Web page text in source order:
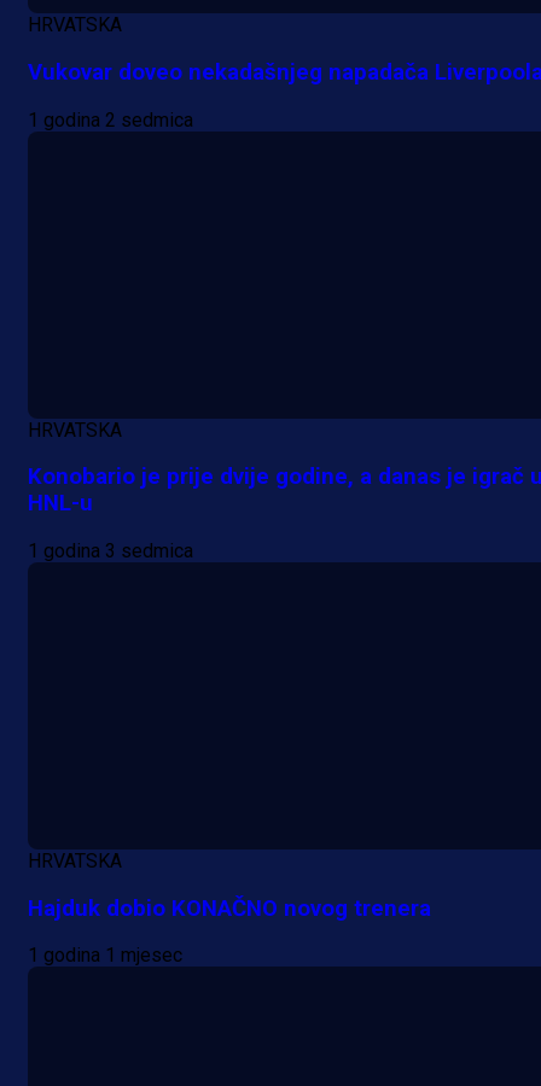
14 h 13 min
A Selekcija
Pogledajte gol: Tabaković zabio
Promo vijesti
Počinje Premijer liga BiH: Pronađi
specijale i iskoristi jedinstvenu
ponudu
HRVATSKA
Vukovar doveo nekadašnjeg napadača
1 godina 2 sedmica
HRVATSKA
Konobario je prije dvije godine, a danas je igrač
HNL-u
1 godina 3 sedmica
HRVATSKA
Hajduk dobio KONAČNO novog trenera
1 godina 1 mjesec